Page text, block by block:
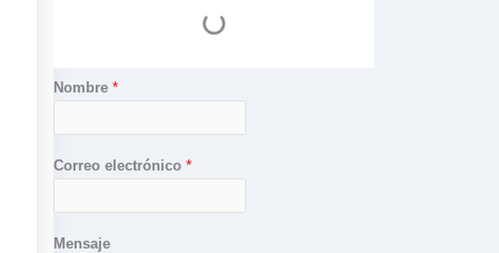
Nombre*
Correo electrónico*
Mensaje